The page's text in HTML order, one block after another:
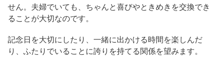
せん。夫婦でいても、ちゃんと喜びやときめきを交換でき
ることが大切なのです。
記念日を大切にしたり、一緒に出かける時間を楽しんだ
り、ふたりでいることに誇りを持てる関係を望みます。